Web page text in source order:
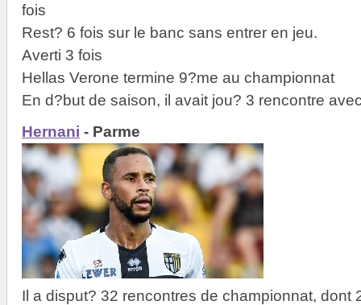
fois
Rest? 6 fois sur le banc sans entrer en jeu.
Averti 3 fois
Hellas Verone termine 9?me au championnat
En d?but de saison, il avait jou? 3 rencontre
Hernani - Parme
Il a disput? 32 rencontres de championnat, dont